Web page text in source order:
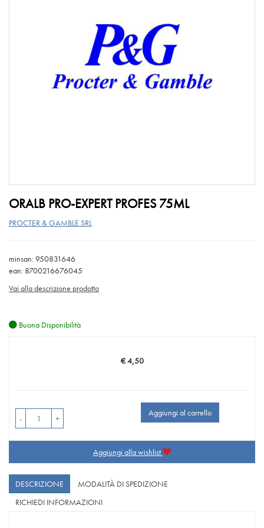
ORALB PRO-EXPERT PROFES 75ML
PROCTER & GAMBLE SRL
minsan: 950831646
ean: 8700216676045
Vai alla descrizione prodotto
Buona Disponibilità
Prezzo
€ 4,50
- +
Aggiungi al carrello
Aggiungi alla wishlist
DESCRIZIONE
MODALITÀ DI SPEDIZIONE
RICHIEDI INFORMAZIONI